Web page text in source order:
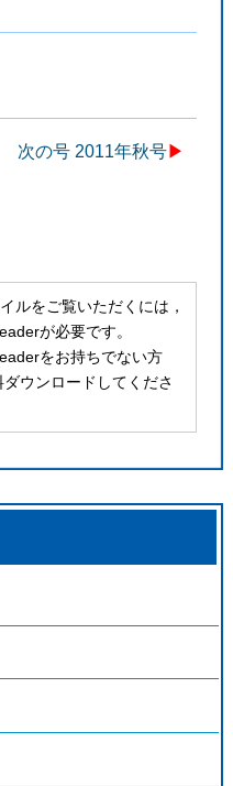
次の号 2011年秋号▶
ルをご覧いただくには，
が必要です。
をお持ちでない方
ウンロードしてくださ